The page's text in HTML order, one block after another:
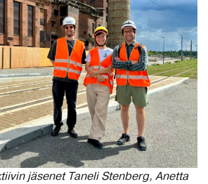
jäsenet Taneli Stenberg, Anetta